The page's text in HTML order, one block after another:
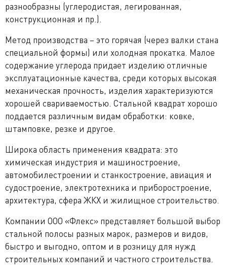
разнообразны (углеродистая, легированная,
конструкционная и пр.).
Метод производства – это горячая (через валки стана
специальной формы) или холодная прокатка. Малое
содержание углерода придает изделию отличные
эксплуатационные качества, среди которых высокая
механическая прочность, изделия характеризуются
хорошей свариваемостью. Стальной квадрат хорошо
поддается различным видам обработки: ковке,
штамповке, резке и другое.
Широка область применения квадрата: это
химическая индустрия и машиностроение,
автомобилестроении и станкостроение, авиация и
судостроение, электротехника и приборостроение,
архитектура, сфера ЖКХ и жилищное строительство.
Компании ООО «Флекс» представляет большой выбор
стальной полосы разных марок, размеров и видов,
быстро и выгодно, оптом и в розницу для нужд
строительных компаний и частного строительства.